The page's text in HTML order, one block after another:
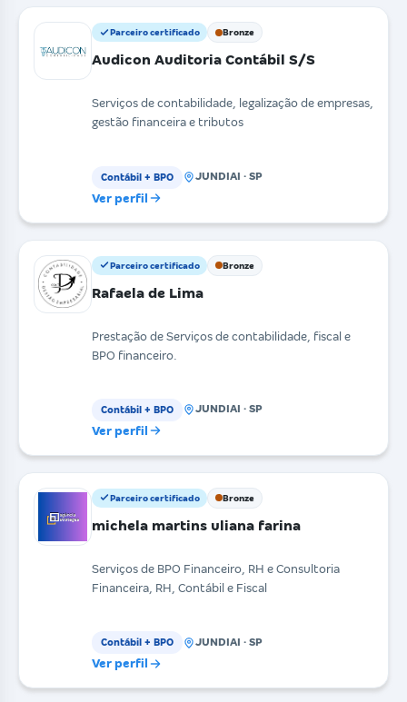
Parceiro certificado Bronze
Audicon Auditoria Contábil S/S
Serviços de contabilidade, legalização de empresas,
gestão financeira e tributos
Contábil + BPO JUNDIAI · SP
Ver perfil
Parceiro certificado Bronze
Rafaela de Lima
Prestação de Serviços de contabilidade, fiscal e
BPO financeiro.
Contábil + BPO JUNDIAI · SP
Ver perfil
Parceiro certificado Bronze
michela martins uliana farina
Serviços de BPO Financeiro, RH e Consultoria
Financeira, RH, Contábil e Fiscal
Contábil + BPO JUNDIAI · SP
Ver perfil